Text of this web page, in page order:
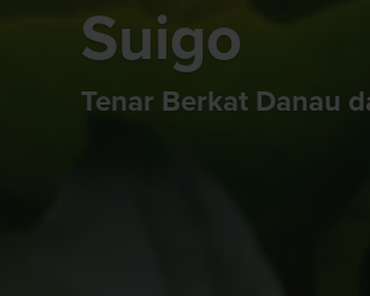
Suigo
Tenar Berkat Danau